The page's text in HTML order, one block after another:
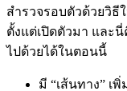
สำรวจรอบตัวด้วยวิธี
ตั้งแต่เปิดตัวมา และ
ไปด้วยได้ในตอนนี้
มี “เส้นทาง” เ